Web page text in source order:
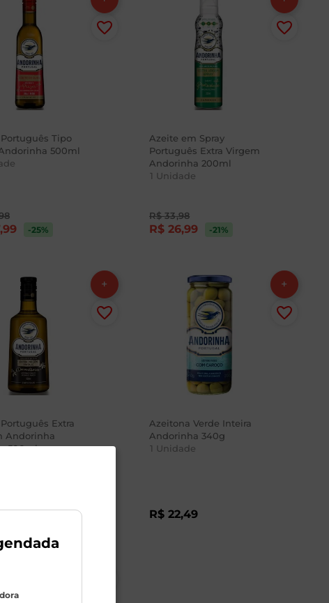
Tipo
500ml
,99 -25%
Azeite em Spray
Português Extra Virgem
Andorinha 200ml
1 Unidade
R$ 33,98
R$ 26,99 -21%
Extra
Andorinha
500ml
,99
Azeitona Verde Inteira
Andorinha 340g
1 Unidade
R$ 22,49